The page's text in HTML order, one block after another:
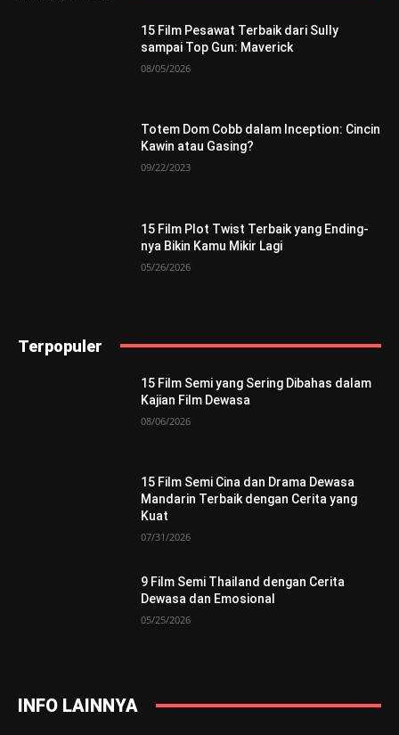
15 Film Pesawat Terbaik dari Sully
sampai Top Gun: Maverick
08/05/2026
Totem Dom Cobb dalam Inception: Cincin
Kawin atau Gasing?
09/22/2023
15 Film Plot Twist Terbaik yang Ending-
nya Bikin Kamu Mikir Lagi
05/26/2026
Terpopuler
15 Film Semi yang Sering Dibahas dalam
Kajian Film Dewasa
08/06/2026
15 Film Semi Cina dan Drama Dewasa
Mandarin Terbaik dengan Cerita yang
Kuat
07/31/2026
9 Film Semi Thailand dengan Cerita
Dewasa dan Emosional
05/25/2026
INFO LAINNYA